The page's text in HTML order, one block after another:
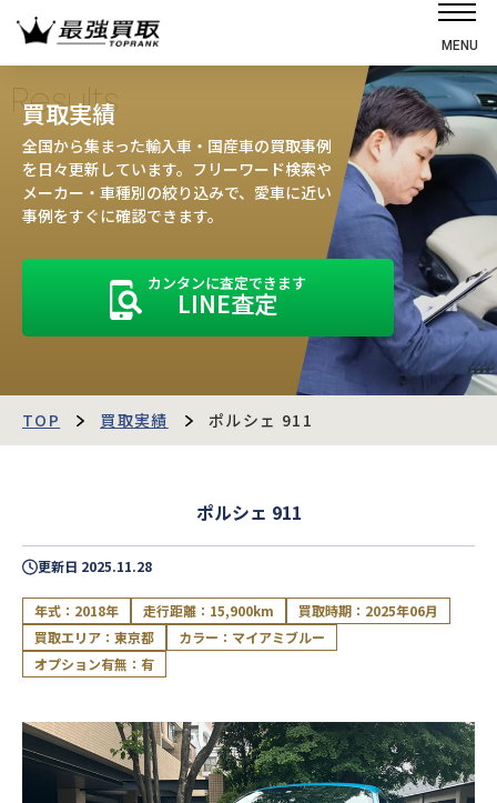
MENU
選ばれる理由
高価買取の仕組み
売却の流れ
お客様の声
運営会社
最強買取マガジン
Results
買取実績
全国から集まった輸入車・国産車の買取事例
を日々更新しています。フリーワード検索や
メーカー・車種別の絞り込みで、愛車に近い
事例をすぐに確認できます。
カンタンに査定できます
LINE査定
TOP 買取実績 ポルシェ 911
ポルシェ 911
更新日 2025.11.28
年式：2018年 走行距離：15,900km
買取時期：2025年06月
買取エリア：東京都
カラー：マイアミブルー
オプション有無：有